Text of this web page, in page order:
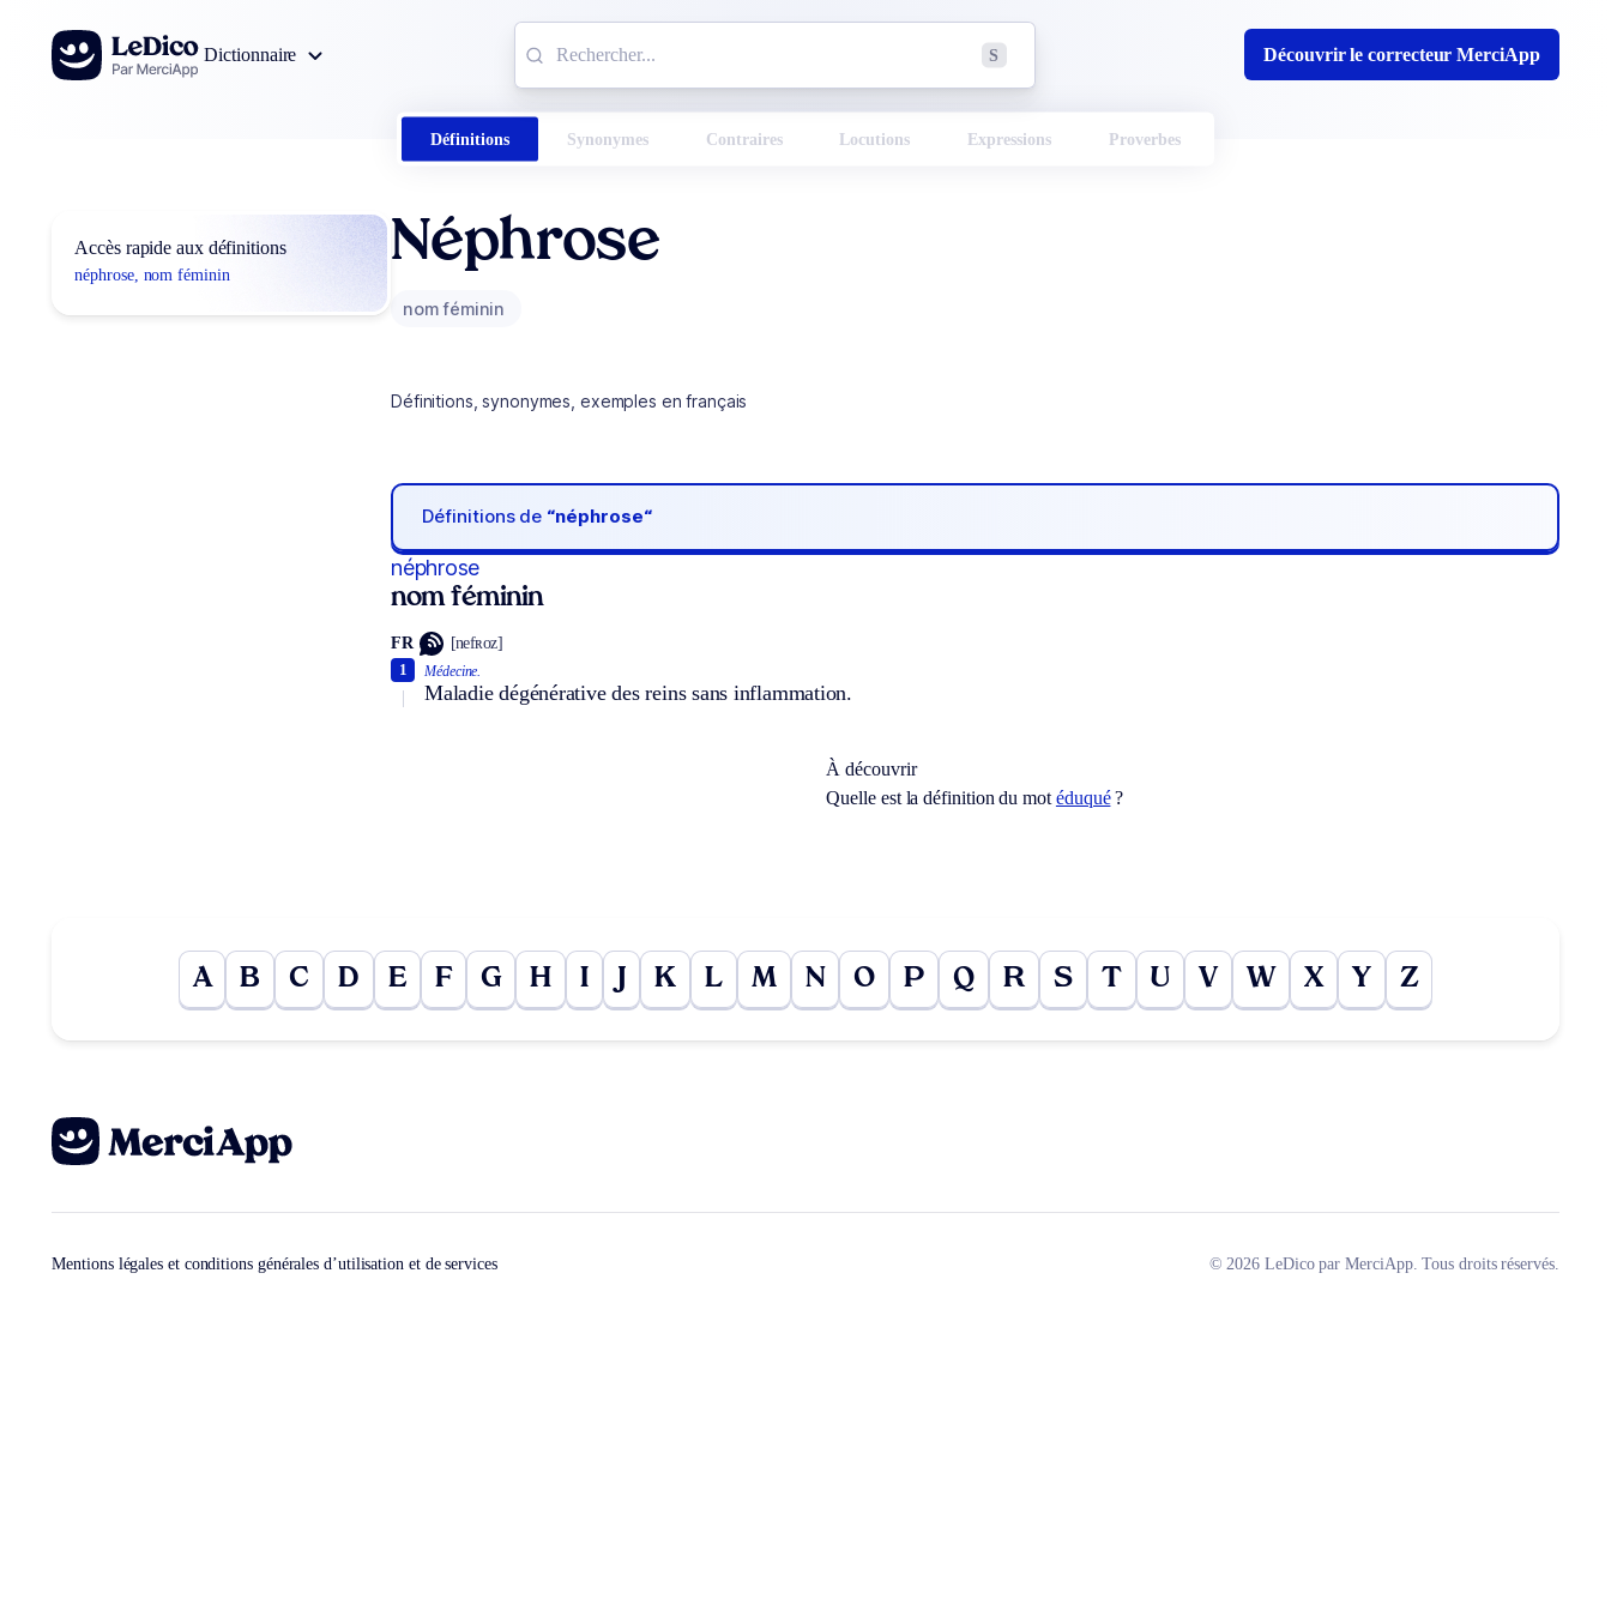
Aller au contenu
Dictionnaire
S Découvrir le correcteur MerciApp
Définitions Synonymes Contraires Locutions Expressions Proverbes
Accès rapide aux définitions
néphrose, nom féminin
Néphrose
nom féminin
Définitions, synonymes, exemples en français
Définitions de “néphrose“
néphrose
nom féminin
FR [nefʀoz]
Médecine.
Maladie dégénérative des reins sans inflammation.
1
À découvrir
Quelle est la définition du mot éduqué?
A B C D E F G H I K L M N O P Q R S T U V W X Y Z
Mentions légales et conditions générales d’utilisation et de services © 2026 LeDico par MerciApp. Tous droits réservés.